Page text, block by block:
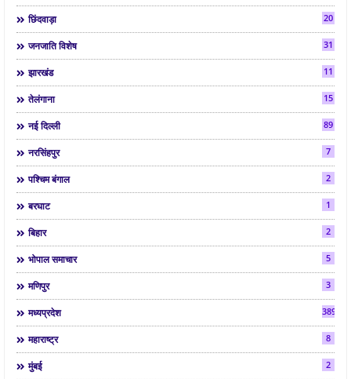
छिंदवाड़ा 20
जनजाति विशेष 31
झारखंड 11
तेलंगाना 15
नई दिल्ली 89
नरसिंहपुर 7
पश्चिम बंगाल 2
बरघाट 1
बिहार 2
भोपाल समाचार 5
मणिपुर 3
मध्यप्रदेश 3892
महाराष्ट्र 8
मुंबई 2